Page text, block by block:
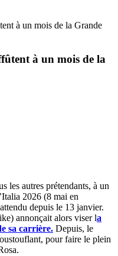
à un mois de la Grande
à un mois de la
les autres prétendants, à un
2026 (8 mai en
depuis le 13 janvier.
annonçait alors viser la
sa carrière. Depuis, le
pour faire le plein